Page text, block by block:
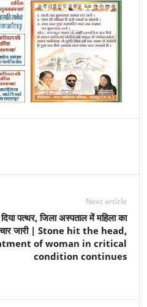
Next article
पत्थर, जिला अस्पताल में महिला का
जारी | Stone hit the head,
of woman in critical
condition continues